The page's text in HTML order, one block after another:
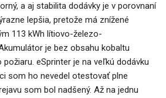
a aj stabilita dodávky je v porovnaní
lepšia, pretože má znížené
113 kWh lítiovo-železo-
je bez obsahu kobaltu
eSprinter je na veľkú dodávku
som ho nevedel otestovať plne
som bol nadšený. Až na jednu